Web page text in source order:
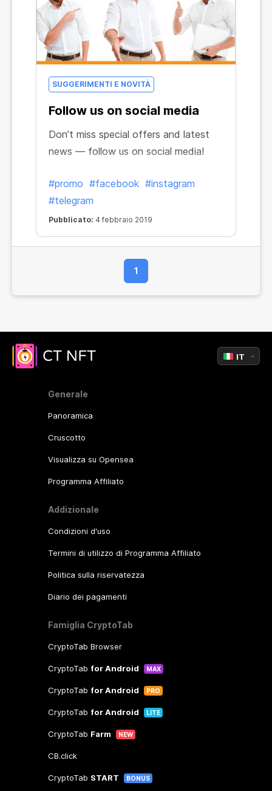
SUGGERIMENTI E NOVITÀ
Follow us on social media
Don’t miss special offers and latest
news — follow us on social media!
#promo #facebook #instagram
#telegram
Pubblicato: 4 febbraio 2019
1
Generale
Panoramica
Cruscotto
Visualizza su Opensea
Programma Affiliato
Addizionale
Condizioni d'uso
Termini di utilizzo di Programma Affiliato
Politica sulla riservatezza
Diario dei pagamenti
Famiglia CryptoTab
CryptoTab Browser
CryptoTab for Android MAX
CryptoTab for Android PRO
CryptoTab for Android LITE
CryptoTab Farm NEW
CB.click
CryptoTab START BONUS
IT